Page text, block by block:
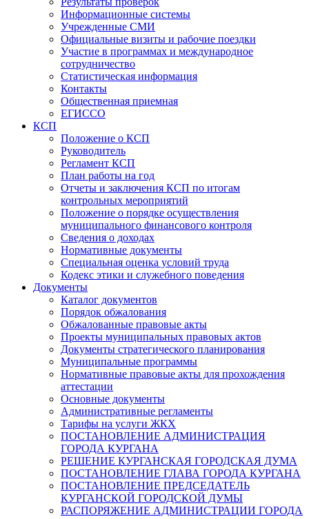
Информационные системы
Учрежденные СМИ
Официальные визиты и рабочие поездки
Участие в программах и международное
сотрудничество
Статистическая информация
Контакты
Общественная приемная
ЕГИССО
КСП
Положение о КСП
Руководитель
Регламент КСП
План работы на год
Отчеты и заключения КСП по итогам
контрольных мероприятий
Положение о порядке осуществления
муниципального финансового контроля
Сведения о доходах
Нормативные документы
Специальная оценка условий труда
Кодекс этики и служебного поведения
Документы
Каталог документов
Порядок обжалования
Обжалованные правовые акты
Проекты муниципальных правовых актов
Документы стратегического планирования
Муниципальные программы
Нормативные правовые акты для прохождения
аттестации
Основные документы
Административные регламенты
Тарифы на услуги ЖКХ
ПОСТАНОВЛЕНИЕ АДМИНИСТРАЦИЯ
ГОРОДА КУРГАНА
РЕШЕНИЕ КУРГАНСКАЯ ГОРОДСКАЯ ДУМА
ПОСТАНОВЛЕНИЕ ГЛАВА ГОРОДА КУРГАНА
ПОСТАНОВЛЕНИЕ ПРЕДСЕДАТЕЛЬ
КУРГАНСКОЙ ГОРОДСКОЙ ДУМЫ
РАСПОРЯЖЕНИЕ АДМИНИСТРАЦИИ ГОРОДА